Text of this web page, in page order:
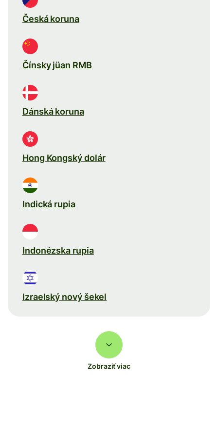
Česká koruna
Čínsky jüan RMB
Dánská koruna
Hong Kongský dolár
Indická rupia
Indonézska rupia
Izraelský nový šekel
Zobraziť viac